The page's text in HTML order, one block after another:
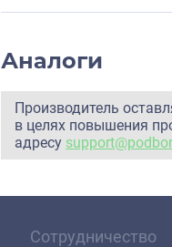
Аналоги
Производитель
в целях повышения
адресу
Сотрудничество